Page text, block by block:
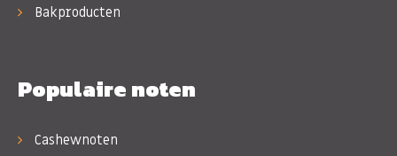
Bakproducten
Populaire noten
Cashewnoten